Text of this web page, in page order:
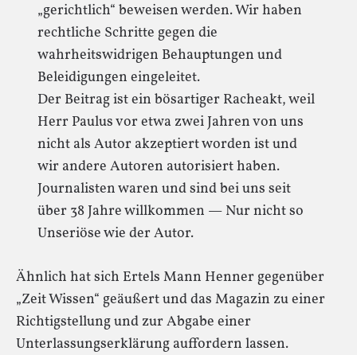
„gerichtlich“ beweisen werden. Wir haben
rechtliche Schritte gegen die
wahrheitswidrigen Behauptungen und
Beleidigungen eingeleitet.
Der Beitrag ist ein bösartiger Racheakt, weil
Herr Paulus vor etwa zwei Jahren von uns
nicht als Autor akzeptiert worden ist und
wir andere Autoren autorisiert haben.
Journalisten waren und sind bei uns seit
über 38 Jahre willkommen — Nur nicht so
Unseriöse wie der Autor.
Ähnlich hat sich Ertels Mann Henner gegenüber
„Zeit Wissen“ geäußert und das Magazin zu einer
Richtigstellung und zur Abgabe einer
Unterlassungserklärung auffordern lassen.